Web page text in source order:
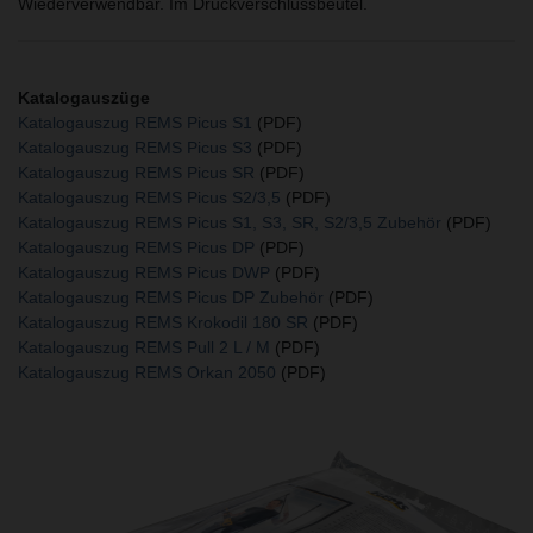
Katalogauszüge
Katalogauszug REMS Picus S1 (PDF)
Katalogauszug REMS Picus S3 (PDF)
Katalogauszug REMS Picus SR (PDF)
Katalogauszug REMS Picus S2/3,5 (PDF)
Katalogauszug REMS Picus S1, S3, SR, S2/3,5 Zubehör (PDF)
Katalogauszug REMS Picus DP (PDF)
Katalogauszug REMS Picus DWP (PDF)
Katalogauszug REMS Picus DP Zubehör (PDF)
Katalogauszug REMS Krokodil 180 SR (PDF)
Katalogauszug REMS Pull 2 L / M (PDF)
Katalogauszug REMS Orkan 2050 (PDF)